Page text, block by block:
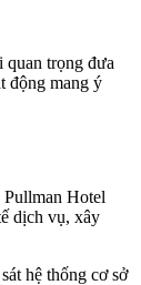
trọng đưa
động mang ý
Hotel
dịch vụ, xây
hệ thống cơ sở